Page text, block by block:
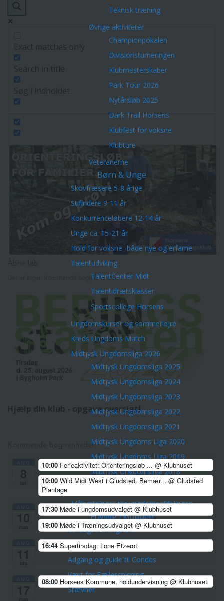
Teknisk træning
Øvrige aktiviteter
Championpokalen
Divisionsturneringen
Klubmesterskaber
Park Tour 2026
Nytårsløb 2025
Dark Trail Horsens
Klubfest for voksne
Klubture
Veteranerne
Børn & Unge
Skovfræsere 5-8 årige
Stifindere 9-11 år
Konkurrenceløbere 12-14 år
Unge ca. 15-21 år
Hold for voksne -både nye og erfarne
Talentudviking
TalentCenter Midt
Talentidrætsklasser
Sportscollege Horsens
Ungdomskurser og sommerlejre
Kreds Ungdoms Match
Midtjysk Ungdomsliga 2026
Midtjysk Ungdomsliga 2025
Midtjysk Ungdomsliga 2024
Midtjysk Ungdomsliga 2023
Midtjysk Ungdomsliga 2022
Midtjysk Ungdomsliga 2021
Midtjysk Ungdoms Liga 2020
Midtjysk Ungdoms Liga 2019
Midtjysk Ungdomsliga 2018
Midtjysk Ungdomsliga 2017
Målsætninger for ungdomsafdelingen
Frivillig i klubben
Lørdagstræningsløb
Banelægning
Adgang og guide til Condes
Vært for Fællesspisning
Stævner
Der er ingen kommende begivenheder.
Hjælp din klub - opgave oversigt!
Kommende begivenheder
10:00 Ferieaktivitet: Orienteringsløb ... @ Klubhuset
10:00 Wild Midt West i Gludsted. Bemær... @ Gludsted
Plantage
17:30 Møde i ungdomsudvalget @ Klubhuset
19:00 Møde i Træningsudvalget @ Klubhuset
16:44 Supertirsdag: Lone Etzerot
08:00 Horsens Kommune, holdundervisning @ Klubhuset